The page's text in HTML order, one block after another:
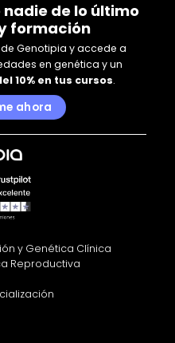
de lo último
formación
Genotipia y accede a
en genética y un
10% en tus cursos.
ahora
y Genética Clínica
Reproductiva